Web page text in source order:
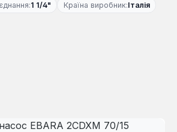
1 1/4" Країна виробник:Італія
зображень